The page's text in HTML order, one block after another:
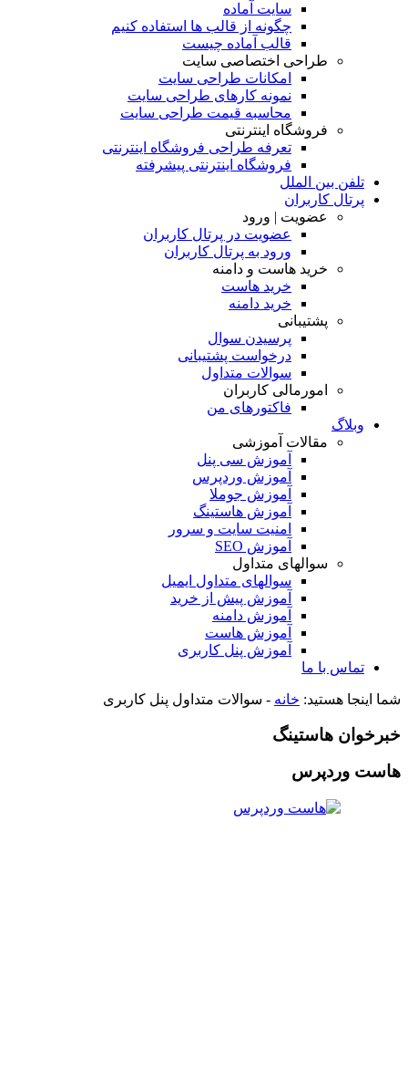
سایت آماده
چگونه از قالب ها استفاده کنیم
قالب آماده چیست
طراحی اختصاصی سایت
امکانات طراحی سایت
نمونه کارهای طراحی سایت
محاسبه قیمت طراحی سایت
فروشگاه اینترنتی
تعرفه طراحی فروشگاه اینترنتی
فروشگاه اینترنتی پیشرفته
تلفن بین الملل
پرتال کاربران
عضویت | ورود
عضویت در پرتال کاربران
ورود به پرتال کاربران
خرید هاست و دامنه
خرید هاست
خرید دامنه
پشتیبانی
پرسیدن سوال
درخواست پشتیبانی
سوالات متداول
امورمالی کاربران
فاکتورهای من
وبلاگ
مقالات آموزشی
آموزش سی پنل
آموزش وردپرس
آموزش جوملا
آموزش هاستینگ
امنیت سایت و سرور
آموزش SEO
سوالهای متداول
سوالهای متداول ایمیل
آموزش پیش از خرید
آموزش دامنه
آموزش هاست
آموزش پنل کاربری
تماس با ما
شما اینجا هستید: خانه - سوالات متداول پنل کاربری
خبرخوان هاستینگ
هاست وردپرس